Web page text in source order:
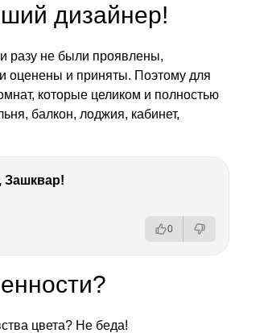
дизайнер!
разу не были проявлены,
оценены и приняты. Поэтому для
которые целиком и полностью
балкон, лоджия, кабинет,
Зашквар!
0
цвета? Не беда!